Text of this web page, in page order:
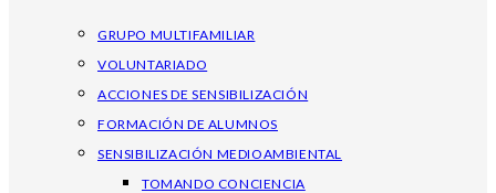
GRUPO MULTIFAMILIAR
VOLUNTARIADO
ACCIONES DE SENSIBILIZACIÓN
FORMACIÓN DE ALUMNOS
SENSIBILIZACIÓN MEDIOAMBIENTAL
TOMANDO CONCIENCIA